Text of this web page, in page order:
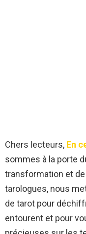
Chers lecteurs, En
sommes à la porte
transformation et de
tarologues, nous
de tarot pour
entourent et pour